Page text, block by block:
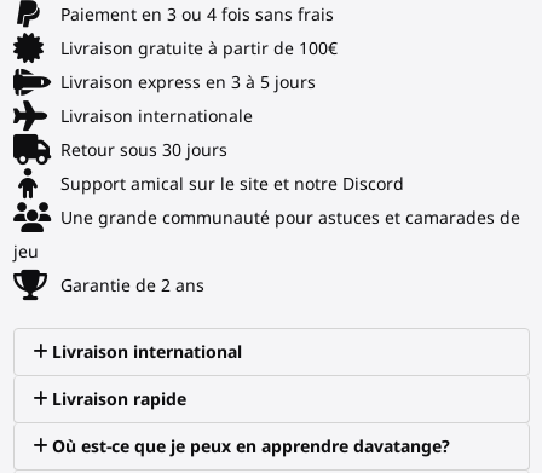
Paiement en 3 ou 4 fois sans frais
Livraison gratuite à partir de 100€
Livraison express en 3 à 5 jours
Livraison internationale
Retour sous 30 jours
Support amical sur le site et notre Discord
Une grande communauté pour astuces et camarades de
jeu
Garantie de 2 ans
Livraison international
Livraison rapide
Où est-ce que je peux en apprendre davatange?